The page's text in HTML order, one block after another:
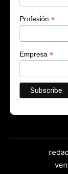
Profesión *
Empresa *